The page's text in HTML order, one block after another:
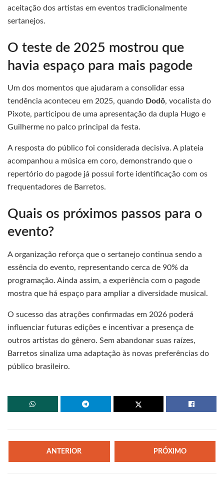
aceitação dos artistas em eventos tradicionalmente
sertanejos.
O teste de 2025 mostrou que
havia espaço para mais pagode
Um dos momentos que ajudaram a consolidar essa
tendência aconteceu em 2025, quando Dodô, vocalista do
Pixote, participou de uma apresentação da dupla Hugo e
Guilherme no palco principal da festa.
A resposta do público foi considerada decisiva. A plateia
acompanhou a música em coro, demonstrando que o
repertório do pagode já possui forte identificação com os
frequentadores de Barretos.
Quais os próximos passos para o
evento?
A organização reforça que o sertanejo continua sendo a
essência do evento, representando cerca de 90% da
programação. Ainda assim, a experiência com o pagode
mostra que há espaço para ampliar a diversidade musical.
O sucesso das atrações confirmadas em 2026 poderá
influenciar futuras edições e incentivar a presença de
outros artistas do gênero. Sem abandonar suas raízes,
Barretos sinaliza uma adaptação às novas preferências do
público brasileiro.
ANTERIOR PRÓXIMO